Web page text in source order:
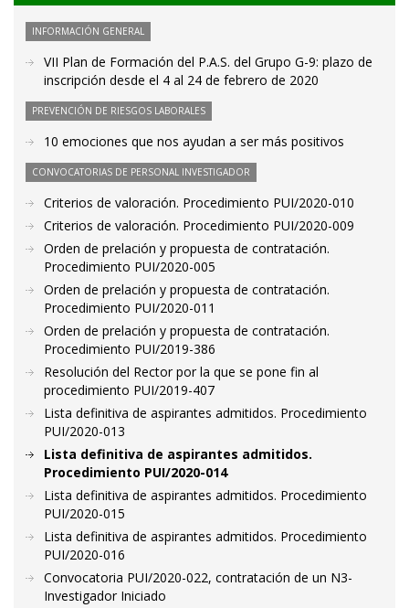
INFORMACIÓN GENERAL
VII Plan de Formación del P.A.S. del Grupo G-9: plazo de
inscripción desde el 4 al 24 de febrero de 2020
PREVENCIÓN DE RIESGOS LABORALES
10 emociones que nos ayudan a ser más positivos
CONVOCATORIAS DE PERSONAL INVESTIGADOR
Criterios de valoración. Procedimiento PUI/2020-010
Criterios de valoración. Procedimiento PUI/2020-009
Orden de prelación y propuesta de contratación.
Procedimiento PUI/2020-005
Orden de prelación y propuesta de contratación.
Procedimiento PUI/2020-011
Orden de prelación y propuesta de contratación.
Procedimiento PUI/2019-386
Resolución del Rector por la que se pone fin al
procedimiento PUI/2019-407
Lista definitiva de aspirantes admitidos. Procedimiento
PUI/2020-013
Lista definitiva de aspirantes admitidos.
Procedimiento PUI/2020-014
Lista definitiva de aspirantes admitidos. Procedimiento
PUI/2020-015
Lista definitiva de aspirantes admitidos. Procedimiento
PUI/2020-016
Convocatoria PUI/2020-022, contratación de un N3-
Investigador Iniciado